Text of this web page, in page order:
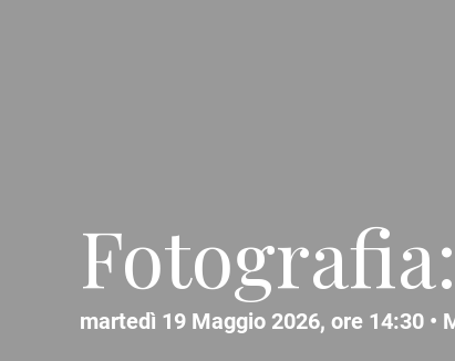
martedì 19 Maggio 2026, ore 14:30 •